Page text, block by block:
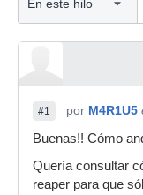
#1 por M4R1U5
Buenas!! Cómo
Quería consultar
reaper para que